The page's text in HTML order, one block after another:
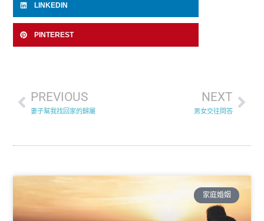
LINKEDIN
PINTEREST
PREVIOUS
妻子幫我找回家的歸屬
NEXT
男女交往問答
家庭婚姻